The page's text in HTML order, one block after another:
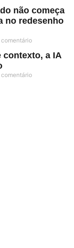
não começa
no redesenho
comentário
contexto, a IA
comentário